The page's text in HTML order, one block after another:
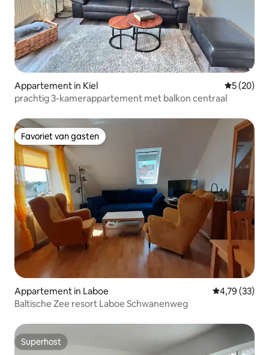
Appartement in Kiel
5 (20)
prachtig 3-kamerappartement met balkon centraal
Favoriet van gasten
Favoriet van gasten
Appartement in Laboe Gemiddelde
4,79 (33)
Baltische Zee resort Laboe Schwanenweg
Superhost
Superhost